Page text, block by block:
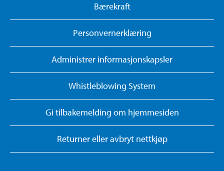
Bærekraft
Personvernerklæring
Administrer informasjonskapsler
Whistleblowing System
Gi tilbakemelding om hjemmesiden
Returner eller avbryt nettkjøp